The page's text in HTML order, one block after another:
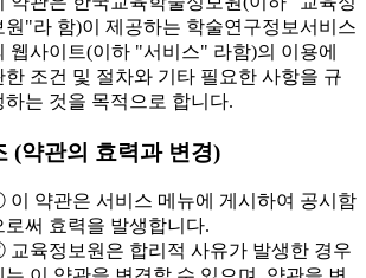
원"라 함)이 제공하는 학술연구정보서비스
웹사이트(이하 "서비스" 라함)의 이용에
한 조건 및 절차와 기타 필요한 사항을 규
하는 것을 목적으로 합니다.
(약관의 효력과 변경)
약관은 서비스 메뉴에 게시하여 공시함
로써 효력을 발생합니다.
육정보원은 합리적 사유가 발생한 경우